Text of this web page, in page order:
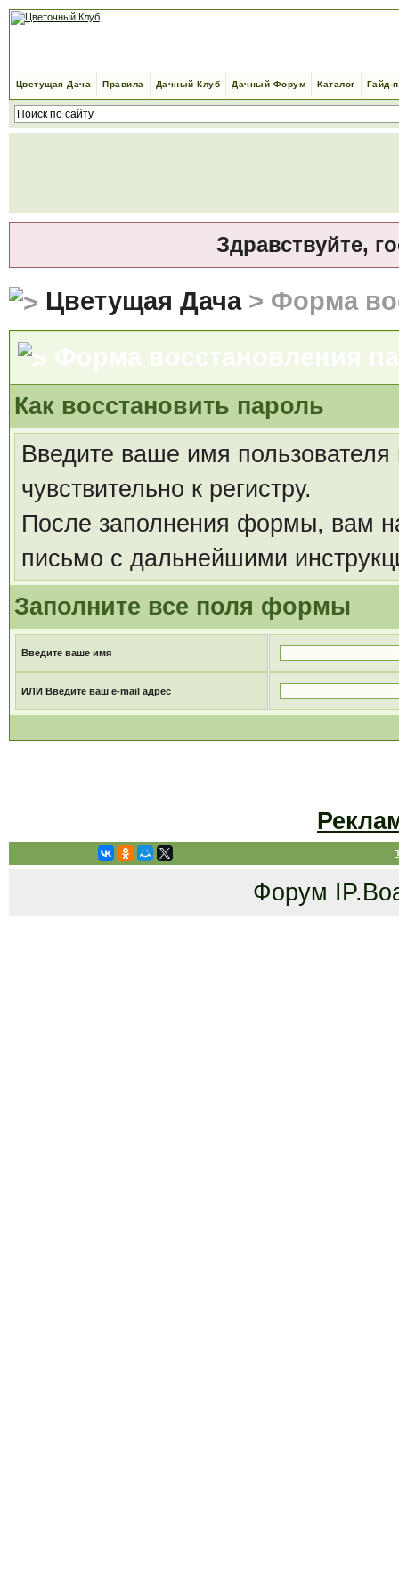
Цветущая Дача Правила Дачный Клуб Дачный Форум Каталог Гайд-
Здравствуйте,
Цветущая Дача> Форма
Форма восстановления
Как восстановить пароль
Введите ваше имя
чувствительно к регистру.
После заполнения формы, вам
письмо с дальнейшими
Заполните все поля формы
Введите ваше имя
ИЛИ Введите ваш e-mail адрес
Форум